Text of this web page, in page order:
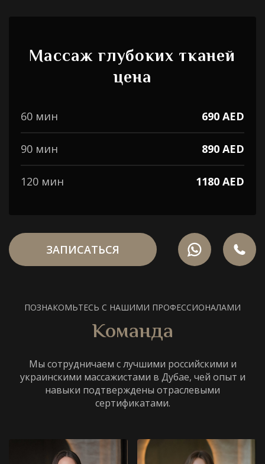
Массаж глубоких тканей
цена
60 мин 690 AED
90 мин 890 AED
120 мин 1180 AED
ЗАПИСАТЬСЯ
ПОЗНАКОМЬТЕСЬ С НАШИМИ ПРОФЕССИОНАЛАМИ
Команда
Мы сотрудничаем с лучшими российскими и
украинскими массажистами в Дубае, чей опыт и
навыки подтверждены отраслевыми
сертификатами.